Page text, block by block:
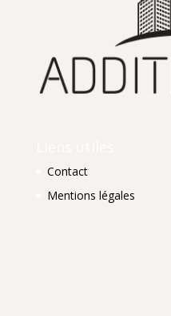
Contact
Mentions légales